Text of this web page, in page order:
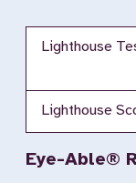
Lighthouse
Lighthouse
Eye-Able®